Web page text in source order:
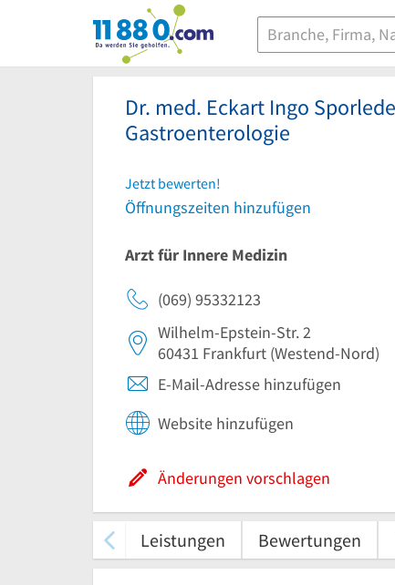
11880.com
Dr. med. Eckart Ingo
Gastroenterologie
Jetzt bewerten!
Öffnungszeiten hinzufügen
Arzt für Innere Medizin
(069) 95332123
Wilhelm-Epstein-Str. 2
60431 Frankfurt (Westend-Nord)
E-Mail-Adresse hinzufügen
Website hinzufügen
Änderungen vorschlagen
Leistungen Bewertungen